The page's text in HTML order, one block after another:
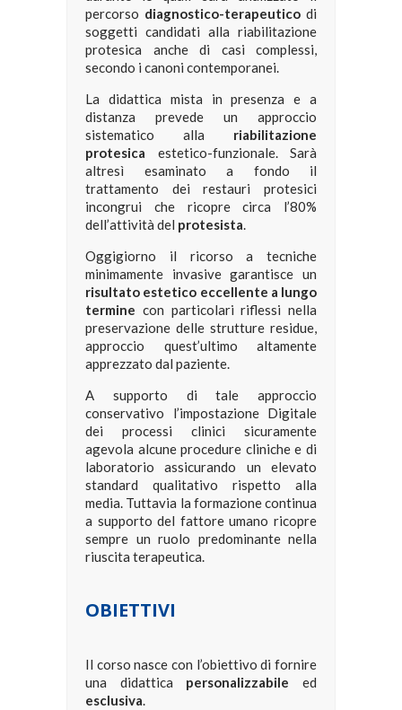
percorso diagnostico-terapeutico di
soggetti candidati alla riabilitazione
protesica anche di casi complessi,
secondo i canoni contemporanei.
La didattica mista in presenza e a
distanza prevede un approccio
sistematico alla riabilitazione
protesica estetico-funzionale. Sarà
altresì esaminato a fondo il
trattamento dei restauri protesici
incongrui che ricopre circa l’80%
dell’attività del protesista.
Oggigiorno il ricorso a tecniche
minimamente invasive garantisce un
risultato estetico eccellente a lungo
termine con particolari riflessi nella
preservazione delle strutture residue,
approccio quest’ultimo altamente
apprezzato dal paziente.
A supporto di tale approccio
conservativo l’impostazione Digitale
dei processi clinici sicuramente
agevola alcune procedure cliniche e di
laboratorio assicurando un elevato
standard qualitativo rispetto alla
media. Tuttavia la formazione continua
a supporto del fattore umano ricopre
sempre un ruolo predominante nella
riuscita terapeutica.
OBIETTIVI
Il corso nasce con l’obiettivo di fornire
una didattica personalizzabile ed
esclusiva.